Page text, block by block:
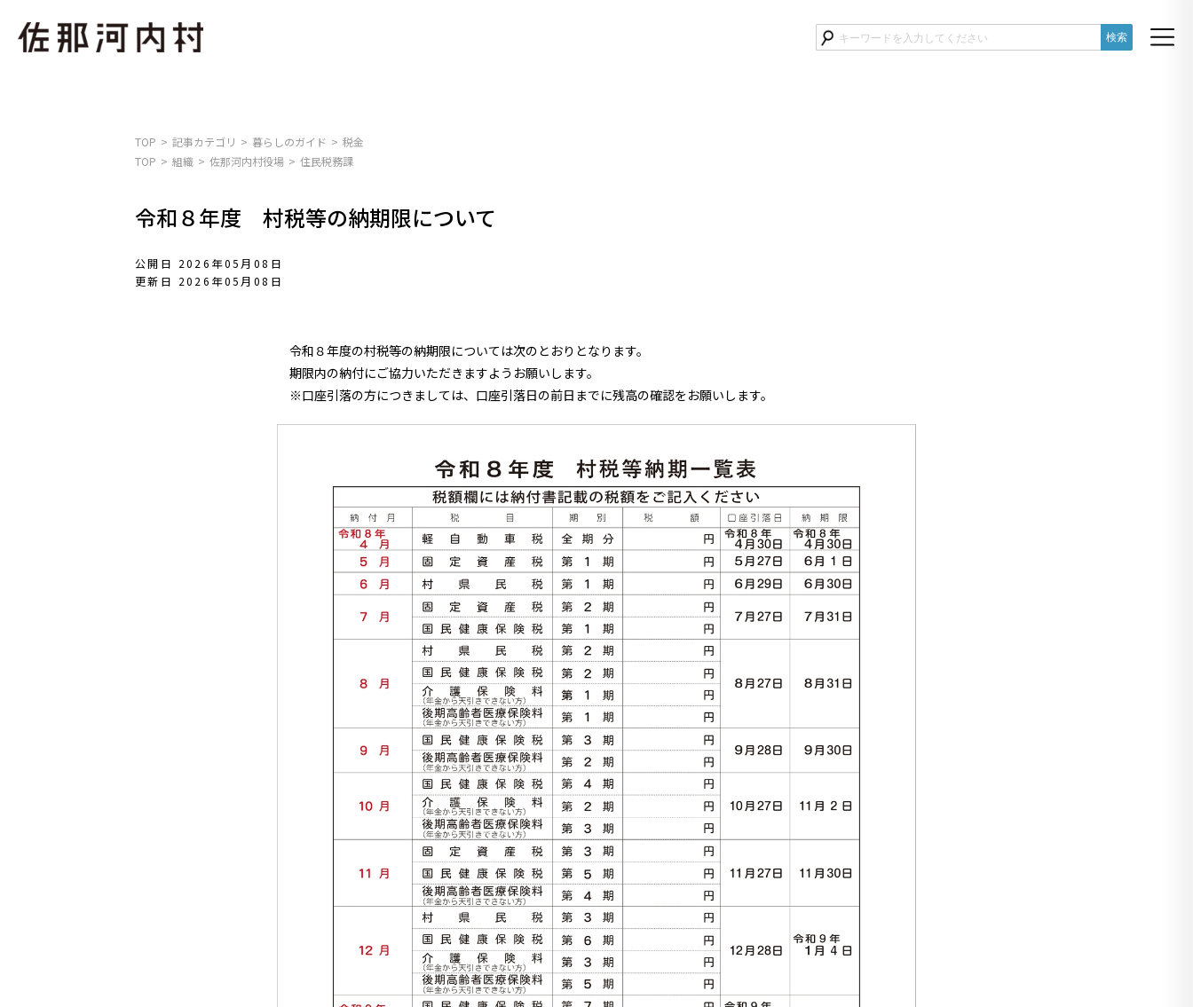
TOP 記事カテゴリ 暮らしのガイド
税金
TOP
組織 佐那河内村役場 住民税務課
令和８年度 村税等の納期限について
公開日 2026年05月08日
更新日 2026年05月08日
令和８年度の村税等の納期限については次のとおりとなります。
期限内の納付にご協力いただきますようお願いします。
※口座引落の方につきましては、口座引落日の前日までに残高の確認をお願いします。